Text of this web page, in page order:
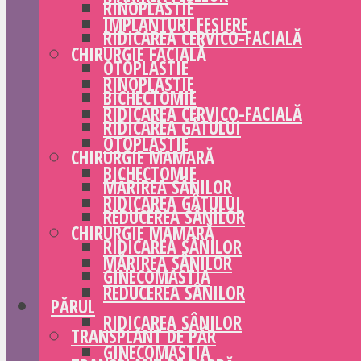
RINOPLASTIE
RIDICAREA CERVICO-FACIALĂ
OTOPLASTIE
BICHECTOMIE
RIDICAREA GÂTULUI
CHIRURGIE MAMARĂ
MĂRIREA SÂNILOR
REDUCEREA SÂNILOR
RIDICAREA SÂNILOR
GINECOMASTIA
PĂRUL
TRANSPLANT DE PĂR
IMPLANTURI FESIERE
CHIRURGIE FACIALĂ
RINOPLASTIE
RIDICAREA CERVICO-FACIALĂ
OTOPLASTIE
BICHECTOMIE
RIDICAREA GÂTULUI
CHIRURGIE MAMARĂ
MĂRIREA SÂNILOR
REDUCEREA SÂNILOR
RIDICAREA SÂNILOR
GINECOMASTIA